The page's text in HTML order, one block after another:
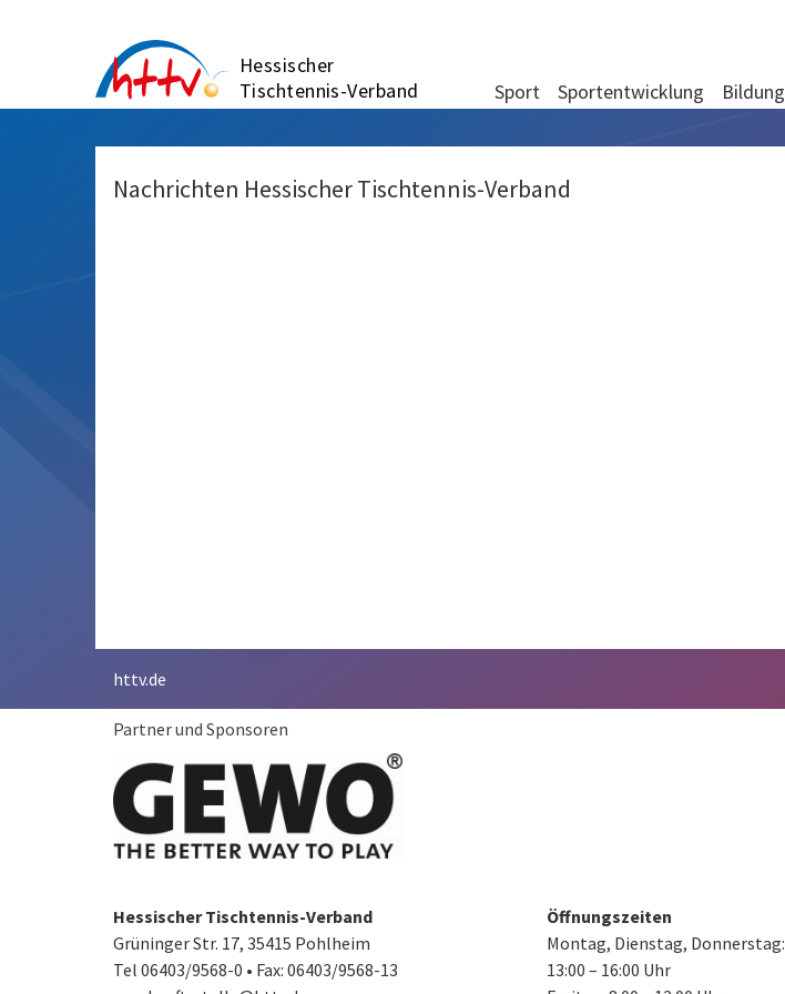
Hessischer
Tischtennis-Verband
Sport Sportentwicklung Bildung
Nachrichten Hessischer Tischtennis-Verband
httv.de
Partner und Sponsoren
Hessischer Tischtennis-Verband
Grüninger Str. 17, 35415 Pohlheim
Tel 06403/9568-0 • Fax: 06403/9568-13
Öffnungszeiten
Montag, Dienstag, Donnerstag:
13:00 – 16:00 Uhr